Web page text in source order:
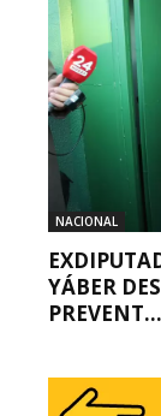
NACIONAL
YÁBER
PREVENT...